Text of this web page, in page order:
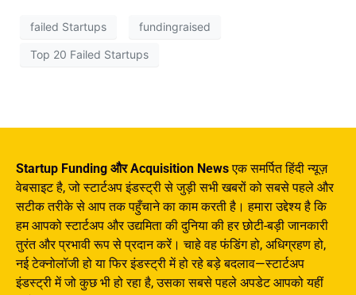
failed Startups fundingraised
Top 20 Failed Startups
Startup Funding और Acquisition Newsएक समर्पित हिंदी न्यूज़
वेबसाइट है, जो स्टार्टअप इंडस्ट्री से जुड़ी सभी खबरों को सबसे पहले और
सटीक तरीके से आप तक पहुँचाने का काम करती है। हमारा उद्देश्य है कि
हम आपको स्टार्टअप और उद्यमिता की दुनिया की हर छोटी-बड़ी जानकारी
तुरंत और प्रभावी रूप से प्रदान करें। चाहे वह फंडिंग हो, अधिग्रहण हो,
नई टेक्नोलॉजी हो या फिर इंडस्ट्री में हो रहे बड़े बदलाव—स्टार्टअप
इंडस्ट्री में जो कुछ भी हो रहा है, उसका सबसे पहले अपडेट आपको यहीं